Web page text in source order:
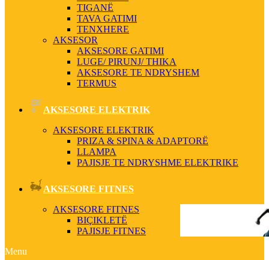
TIGANË
TAVA GATIMI
TENXHERE
AKSESOR
AKSESORE GATIMI
LUGE/ PIRUNJ/ THIKA
AKSESORE TE NDRYSHEM
TERMUS
AKSESORE ELEKTRIK
AKSESORE ELEKTRIK
PRIZA & SPINA & ADAPTORË
LLAMPA
PAJISJE TE NDRYSHME ELEKTRIKE
AKSESORE FITNES
AKSESORE FITNES
BIÇIKLETË
PAJISJE FITNES
Menu